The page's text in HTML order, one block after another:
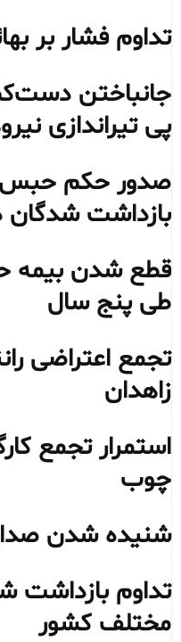
تداوم فشار بر
جانباختن
پی تیراندازی
صدور حکم حبس
بازداشت شدگان
طی پنج سال
تجمع اعتراضی
زاهدان
استمرار تجمع
چوب
شنیده شدن
تداوم بازداشت
مختلف کشور